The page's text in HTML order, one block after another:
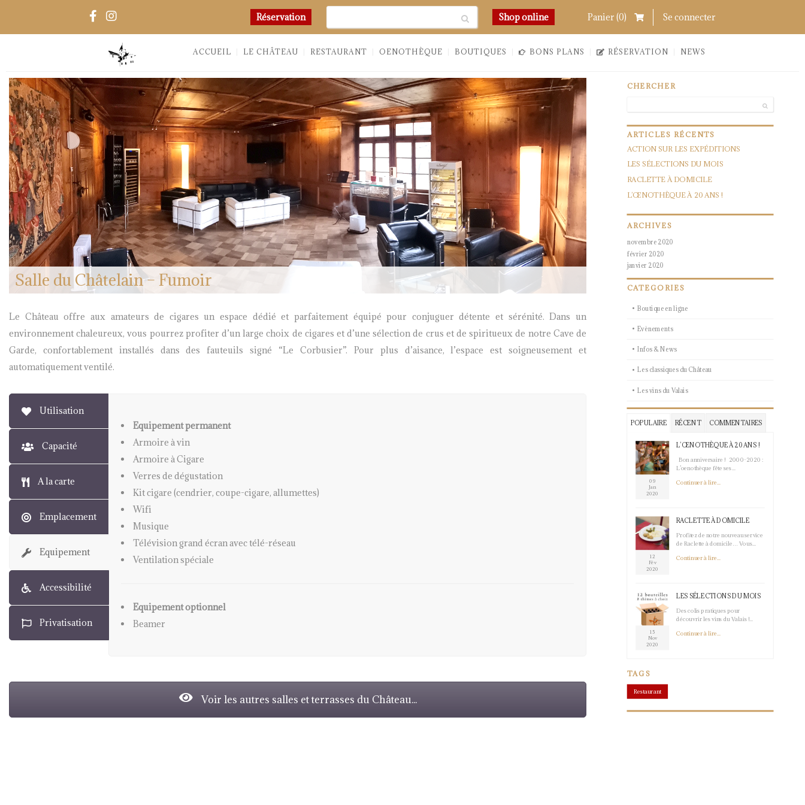
Réservation Chercher Shop online Chercher
Panier (0) Links
Se connecter
ACCUEIL LE CHÂTEAU RESTAURANT OENOTHÈQUE BOUTIQUES BONS PLANS RÉSERVATION NEWS
Salle du Châtelain – Fumoir
Le Château offre aux amateurs de cigares un espace dédié et parfaitement équipé pour conjuguer détente et sérénité. Dans un
environnement chaleureux, vous pourrez profiter d’un large choix de cigares et d’une sélection de crus et de spiritueux de notre Cave de
Garde, confortablement installés dans des fauteuils signé “Le Corbusier”. Pour plus d’aisance, l’espace est soigneusement et
automatiquement ventilé.
Utilisation
Capacité
A la carte
Emplacement
Equipement
Accessibilité
Privatisation
Accessible aux personnes à mobilité réduite sans fauteuil et avec de l’aide (escaliers)
Inaccessible aux chaises roulantes
Toilettes à l’étage dans la salle Duchesse de Vendôme
Voir les autres salles et terrasses du Château...
CHERCHER
ARTICLES RÉCENTS
ACTION SUR LES EXPÉDITIONS
LES SÉLECTIONS DU MOIS
RACLETTE À DOMICILE
L’ŒNOTHÈQUE À 20 ANS !
ARCHIVES
novembre 2020
février 2020
janvier 2020
CATEGORIES
Boutique en ligne
Evènements
Infos & News
Les classiques du Château
Les vins du Valais
POPULAIRE RÉCENT COMMENTAIRES
09
Jan
2020
L’ŒNOTHÈQUE À 20 ANS !
Bon anniversaire ! 2000-2020 :
L’oenothèque fête ses...
Continuer à lire...
12
Fév
2020
RACLETTE À DOMICILE
Profitez de notre nouveau service
de Raclette à domicile… Vous...
Continuer à lire...
15
Nov
2020
LES SÉLECTIONS DU MOIS
Des colis pratiques pour
découvrir les vins du Valais !...
Continuer à lire...
TAGS
Restaurant